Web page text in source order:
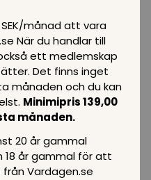
månad att vara
När du handlar till
ett medlemskap
Det finns inget
månaden och du kan
Minimipris 139,00
månaden.
20 år gammal
18 år gammal för att
Vardagen.se
på adressen